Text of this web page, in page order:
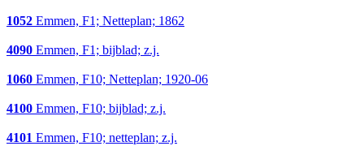
1052 Emmen, F1; Netteplan; 1862
4090 Emmen, F1; bijblad; z.j.
1060 Emmen, F10; Netteplan; 1920-06
4100 Emmen, F10; bijblad; z.j.
4101 Emmen, F10; netteplan; z.j.